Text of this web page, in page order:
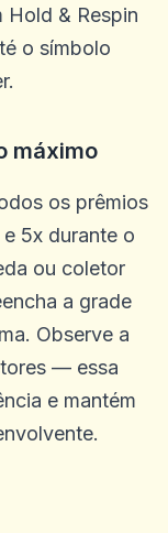
& Respin
o símbolo
máximo
os prêmios
5x durante o
ou coletor
a grade
Observe a
— essa
e mantém
sempre dispostos a
tive. Melhor site